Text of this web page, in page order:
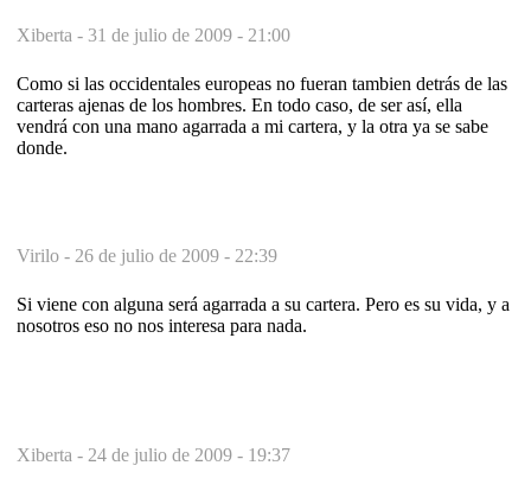
Xiberta - 31 de julio de 2009 - 21:00
Como si las occidentales europeas no fueran tambien detrás de las
carteras ajenas de los hombres. En todo caso, de ser así, ella
vendrá con una mano agarrada a mi cartera, y la otra ya se sabe
donde.
Virilo - 26 de julio de 2009 - 22:39
Si viene con alguna será agarrada a su cartera. Pero es su vida, y a
nosotros eso no nos interesa para nada.
Xiberta - 24 de julio de 2009 - 19:37